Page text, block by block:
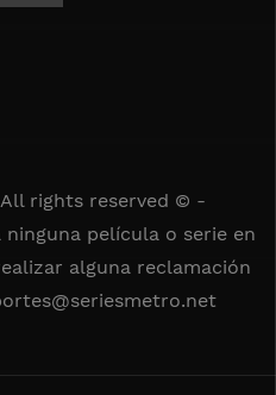
rights reserved © -
película o serie en
alguna reclamación